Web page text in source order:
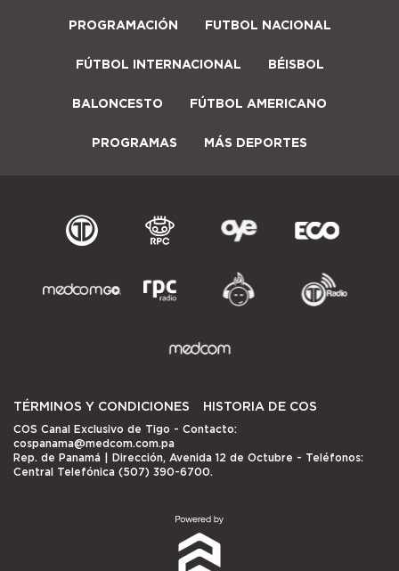
PROGRAMACIÓN FUTBOL NACIONAL
FÚTBOL INTERNACIONAL BÉISBOL
BALONCESTO FÚTBOL AMERICANO
PROGRAMAS MÁS DEPORTES
TÉRMINOS Y CONDICIONES HISTORIA DE COS
COS Canal Exclusivo de Tigo - Contacto:
cospanama@medcom.com.pa
Rep. de Panamá | Dirección, Avenida 12 de Octubre - Teléfonos:
Central Telefónica (507) 390-6700.